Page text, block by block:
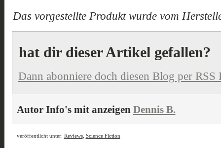
Das vorgestellte Produkt wurde vom
hat dir dieser Artikel gefallen?
Dann abonniere doch diesen Blog per RSS
Autor Info's mit anzeigen Dennis B.
veröffentlicht unter: Reviews, Science Fiction